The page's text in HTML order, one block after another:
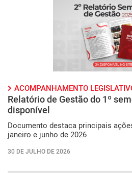
ACOMPANHAMENTO
Relatório de Gestão do 1º
disponível
Documento destaca principais
janeiro e junho de 2026
30 DE JULHO DE 2026